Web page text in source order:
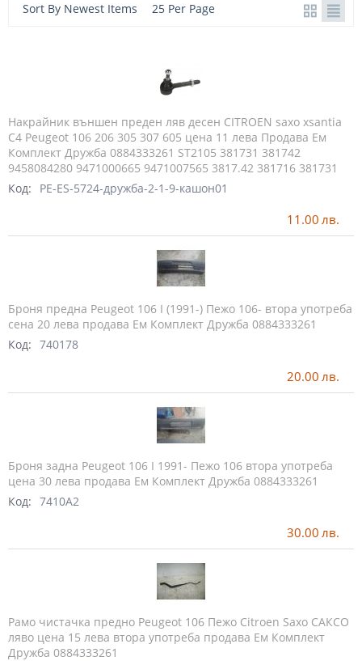
Sort By Newest Items 25 Per Page
Накрайник външен преден ляв десен CITROEN saxo xsantia
C4 Peugeot 106 206 305 307 605 цена 11 лева Продава Ем
Комплект Дружба 0884333261 ST2105 381731 381742
9458084280 9471000665 9471007565 3817.42 381716 381731
Код:
PE-ES-5724-дружба-2-1-9-кашон01
11.00 лв.
Броня предна Peugeot 106 I (1991-) Пежо 106- втора употреба
сена 20 лева продава Ем Комплект Дружба 0884333261
Код: 740178
20.00 лв.
Броня задна Peugeot 106 I 1991- Пежо 106 втора употреба
цена 30 лева продава Ем Комплект Дружба 0884333261
Код: 7410A2
30.00 лв.
Рамо чистачка предно Peugeot 106 Пежо Citroen Saxo САКСО
ляво цена 15 лева втора употреба продава Ем Комплект
Дружба 0884333261